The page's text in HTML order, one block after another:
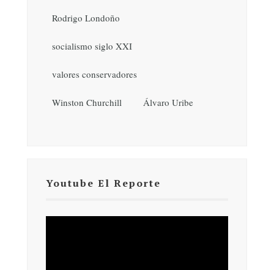
Rodrigo Londoño
socialismo siglo XXI
valores conservadores
Winston Churchill Álvaro Uribe
Youtube El Reporte